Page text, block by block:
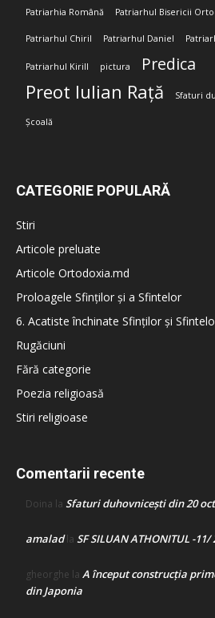
Patriarhia Română Patriarhul Bisericii
Patriarhul Chiril Patriarhul Daniel
Patriarhul Kirill pictura Predica
Preot Iulian Rață Sfaturi
Școală
CATEGORIE POPULARĂ
Stiri
Articole preluate
Articole Ortodoxia.md
Proloagele Sfinților și a Sfintelor
6. Acatiste închinate Sfinților și
Rugăciuni
Fără categorie
Poezia religioasă
Stiri religioase
Comentarii recente
Doina la Sfaturi duhovnicești din 20
amaladla SF SILUAN ATHONITUL -11/
gheorghe la A început construcţia
din Japonia